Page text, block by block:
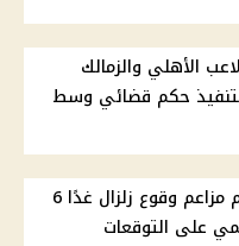
الأهلي والزمالك
حكم قضائي وسط
البحوث الفلكية تحسم مزاعم وقوع زلزال غدًا 6
على التوقعات